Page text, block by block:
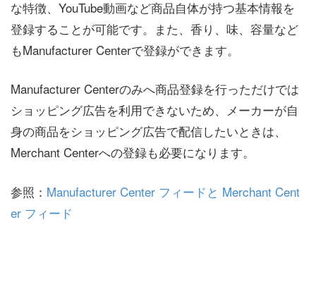
な特徴、YouTube動画など商品自体が持つ基本情報を
登録することが可能です。また、香り、味、容量など
もManufacturer Centerで登録ができます。
Manufacturer Centerのみへ商品登録を行っただけでは
ショッピング広告を利用できないため、メーカーが自
身の商品をショッピング広告で配信したいときは、
Merchant Centerへの登録も必要になります。
参照： Manufacturer Center フィードと Merchant Cent
er フィード